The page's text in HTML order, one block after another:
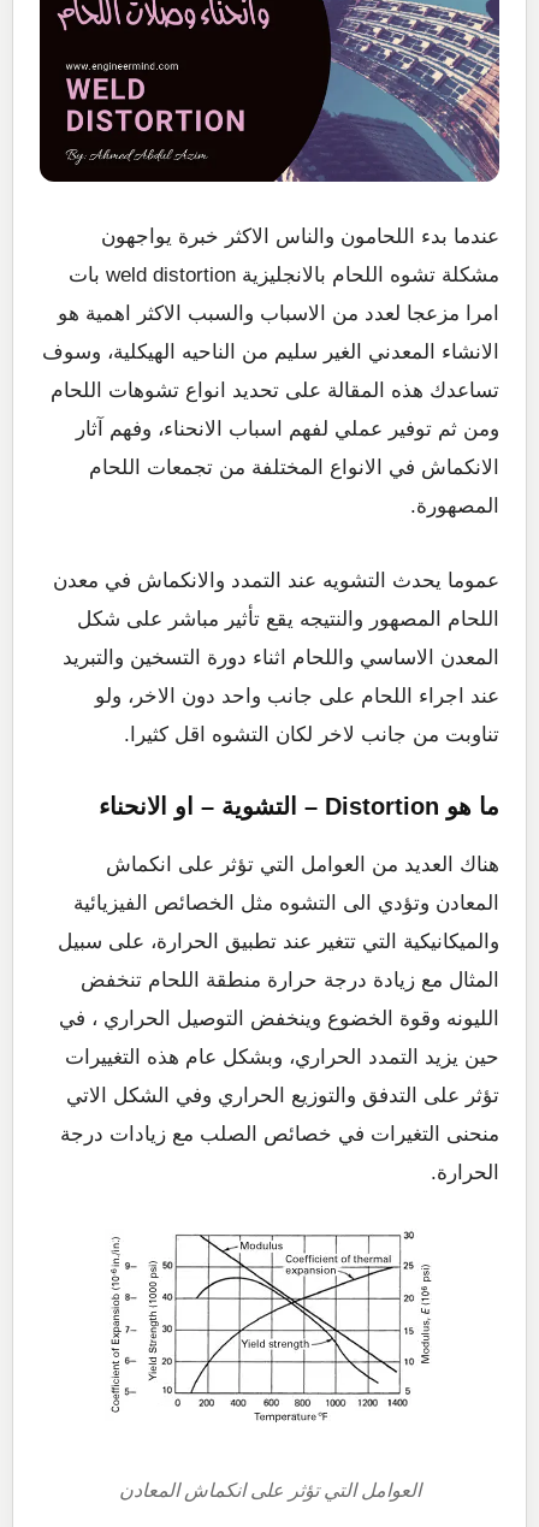
عندما بدء اللحامون والناس الاكثر خبرة يواجهون
مشكلة تشوه اللحام بالانجليزية weld distortion بات
امرا مزعجا لعدد من الاسباب والسبب الاكثر اهمية هو
الانشاء المعدني الغير سليم من الناحيه الهيكلية، وسوف
تساعدك هذه المقالة على تحديد انواع تشوهات اللحام
ومن ثم توفير عملي لفهم اسباب الانحناء، وفهم آثار
الانكماش في الانواع المختلفة من تجمعات اللحام
المصهورة.
عموما يحدث التشويه عند التمدد والانكماش في معدن
اللحام المصهور والنتيجه يقع تأثير مباشر على شكل
المعدن الاساسي واللحام اثناء دورة التسخين والتبريد
عند اجراء اللحام على جانب واحد دون الاخر، ولو
تناوبت من جانب لاخر لكان التشوه اقل كثيرا.
ما هو Distortion – التشوية – او الانحناء
هناك العديد من العوامل التي تؤثر على انكماش
المعادن وتؤدي الى التشوه مثل الخصائص الفيزيائية
والميكانيكية التي تتغير عند تطبيق الحرارة، على سبيل
المثال مع زيادة درجة حرارة منطقة اللحام تنخفض
الليونه وقوة الخضوع وينخفض التوصيل الحراري ، في
حين يزيد التمدد الحراري، وبشكل عام هذه التغييرات
تؤثر على التدفق والتوزيع الحراري وفي الشكل الاتي
منحنى التغيرات في خصائص الصلب مع زيادات درجة
الحرارة.
العوامل التي تؤثر على انكماش المعادن